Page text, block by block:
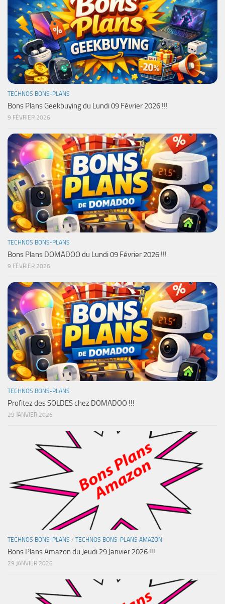
TECHNOS BONS-PLANS
Bons Plans Geekbuying du Lundi 09 Février 2026 !!!
9 FÉVRIER 2026
TECHNOS BONS-PLANS
Bons Plans DOMADOO du Lundi 09 Février 2026 !!!
9 FÉVRIER 2026
TECHNOS BONS-PLANS
Profitez des SOLDES chez DOMADOO !!!
29 JANVIER 2026
TECHNOS BONS-PLANS / TECHNOS BONS-PLANS AMAZON
Bons Plans Amazon du Jeudi 29 Janvier 2026 !!!
29 JANVIER 2026